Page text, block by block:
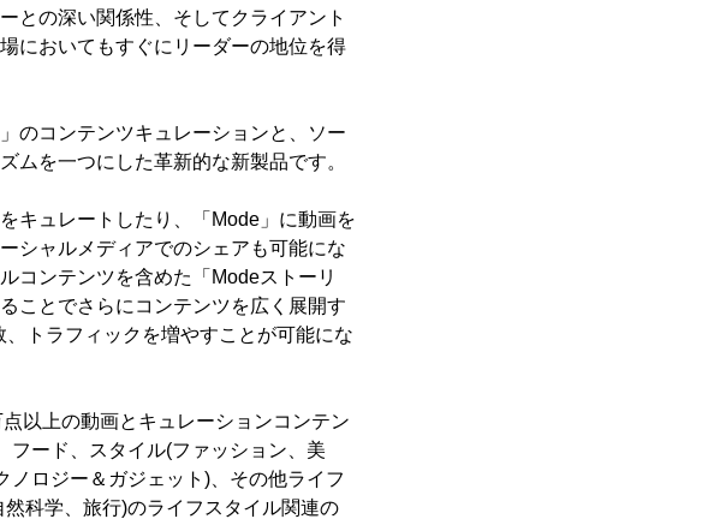
との深い関係性、そしてクライアント
においてもすぐにリーダーの地位を得
のコンテンツキュレーションと、ソー
ムを一つにした革新的な新製品です。
キュレートしたり、「Mode」に動画を
シャルメディアでのシェアも可能にな
コンテンツを含めた「Modeストーリ
ことでさらにコンテンツを広く展開す
トラフィックを増やすことが可能にな
以上の動画とキュレーションコンテン
フード、スタイル(ファッション、美
ロジー＆ガジェット)、その他ライフ
科学、旅行)のライフスタイル関連の